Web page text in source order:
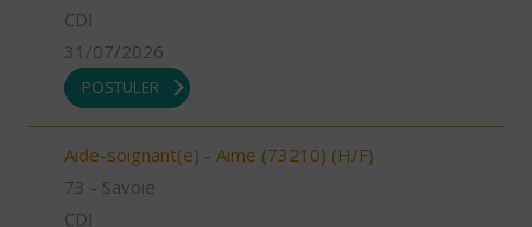
CDI
31/07/2026
POSTULER
Aide-soignant(e) - Aime (73210) (H/F)
73 - Savoie
CDI